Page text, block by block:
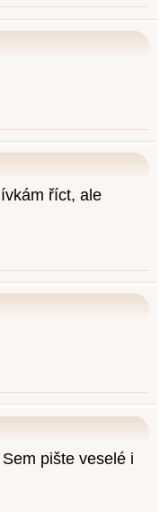
říct, ale
pište veselé i